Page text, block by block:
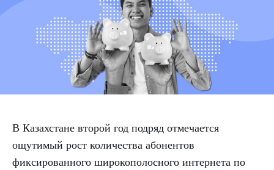
В Казахстане второй год подряд отмечается
ощутимый рост количества абонентов
фиксированного широкополосного интернета по